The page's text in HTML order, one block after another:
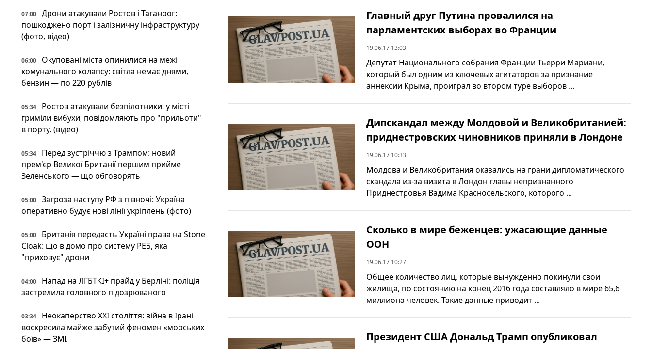
07:00
Дрони атакували Ростов і Таганрог:
пошкоджено порт і залізничну інфраструктуру
(фото, відео)
06:00
Окуповані міста опинилися на межі
комунального колапсу: світла немає днями,
бензин — по 220 рублів
05:34
Ростов атакували безпілотники: у місті
гриміли вибухи, повідомляють про "прильоти"
в порту. (відео)
05:34
Перед зустріччю з Трампом: новий
прем'єр Великої Британії першим прийме
Зеленського — що обговорять
05:00
Загроза наступу РФ з півночі: Україна
оперативно будує нові лінії укріплень (фото)
05:00
Британія передасть Україні права на Stone
Cloak: що відомо про систему РЕБ, яка
"приховує" дрони
04:00
Напад на ЛГБТКІ+ прайд у Берліні: поліція
застрелила головного підозрюваного
03:34
Неокаперство XXI століття: війна в Ірані
воскресила майже забутий феномен «морських
боїв» — ЗМІ
Главный друг Путина провалился на
парламентских выборах во Франции
19.06.17 13:03
Депутат Национального собрания Франции Тьерри Мариани,
который был одним из ключевых агитаторов за признание
аннексии Крыма, проиграл во втором туре выборов ...
Дипскандал между Молдовой и Великобританией:
приднестровских чиновников приняли в Лондоне
19.06.17 10:33
Молдова и Великобритания оказались на грани дипломатического
скандала из-за визита в Лондон главы непризнанного
Приднестровья Вадима Красносельского, которого ...
Сколько в мире беженцев: ужасающие данные ​
ООН
19.06.17 10:27
Общее количество лиц, которые вынужденно покинули свои
жилища, по состоянию на конец 2016 года составляло в мире 65,6
миллиона человек. Такие данные приводит ...
Президент США Дональд Трамп опубликовал